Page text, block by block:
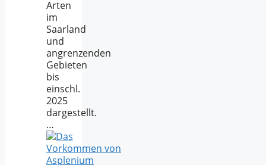
Arten
im
Saarland
und
angrenzenden
Gebieten
bis
einschl.
2025
dargestellt.
…